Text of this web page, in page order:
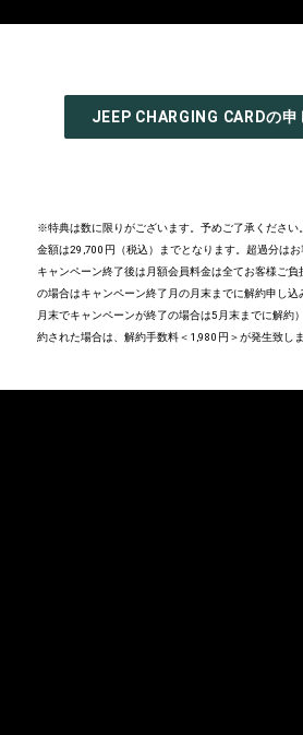
JEEP CHARGING CARDの
※特典は数に限りがございます。予めご了承くださ
金額は29,700円（税込）までとなります。超過分は
キャンペーン終了後は月額会員料金は全てお客様ご
の場合はキャンペーン終了月の月末までに解約申し込
月末でキャンペーンが終了の場合は5月末までに解
約された場合は、解約手数料＜1,980円＞が発生致しま